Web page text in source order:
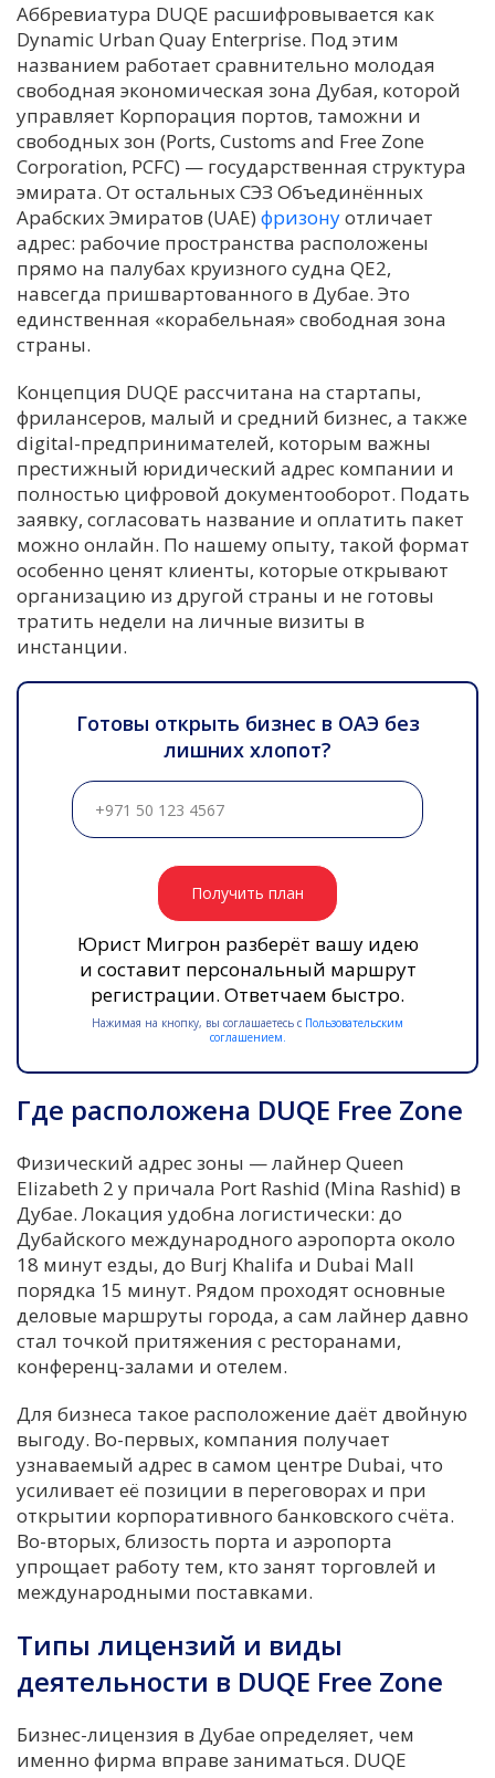
Аббревиатура DUQE расшифровывается как
Dynamic Urban Quay Enterprise. Под этим
названием работает сравнительно молодая
свободная экономическая зона Дубая, которой
управляет Корпорация портов, таможни и
свободных зон (Ports, Customs and Free Zone
Corporation, PCFC) — государственная структура
эмирата. От остальных СЭЗ Объединённых
Арабских Эмиратов (UAE) фризонуотличает
адрес: рабочие пространства расположены
прямо на палубах круизного судна QE2,
навсегда пришвартованного в Дубае. Это
единственная «корабельная» свободная зона
страны.
Концепция DUQE рассчитана на стартапы,
фрилансеров, малый и средний бизнес, а также
digital-предпринимателей, которым важны
престижный юридический адрес компании и
полностью цифровой документооборот. Подать
заявку, согласовать название и оплатить пакет
можно онлайн. По нашему опыту, такой формат
особенно ценят клиенты, которые открывают
организацию из другой страны и не готовы
тратить недели на личные визиты в
инстанции.
Готовы открыть бизнес в ОАЭ без
лишних хлопот?
Получить план
Юрист Мигрон разберёт вашу идею
и составит персональный маршрут
регистрации. Ответчаем быстро.
Нажимая на кнопку, вы соглашаетесь с Пользовательским
соглашением.
Где расположена DUQE Free Zone
Физический адрес зоны — лайнер Queen
Elizabeth 2 у причала Port Rashid (Mina Rashid) в
Дубае. Локация удобна логистически: до
Дубайского международного аэропорта около
18 минут езды, до Burj Khalifa и Dubai Mall
порядка 15 минут. Рядом проходят основные
деловые маршруты города, а сам лайнер давно
стал точкой притяжения с ресторанами,
конференц-залами и отелем.
Для бизнеса такое расположение даёт двойную
выгоду. Во-первых, компания получает
узнаваемый адрес в самом центре Dubai, что
усиливает её позиции в переговорах и при
открытии корпоративного банковского счёта.
Во-вторых, близость порта и аэропорта
упрощает работу тем, кто занят торговлей и
международными поставками.
Типы лицензий и виды
деятельности в DUQE Free Zone
Бизнес-лицензия в Дубае определяет, чем
именно фирма вправе заниматься. DUQE